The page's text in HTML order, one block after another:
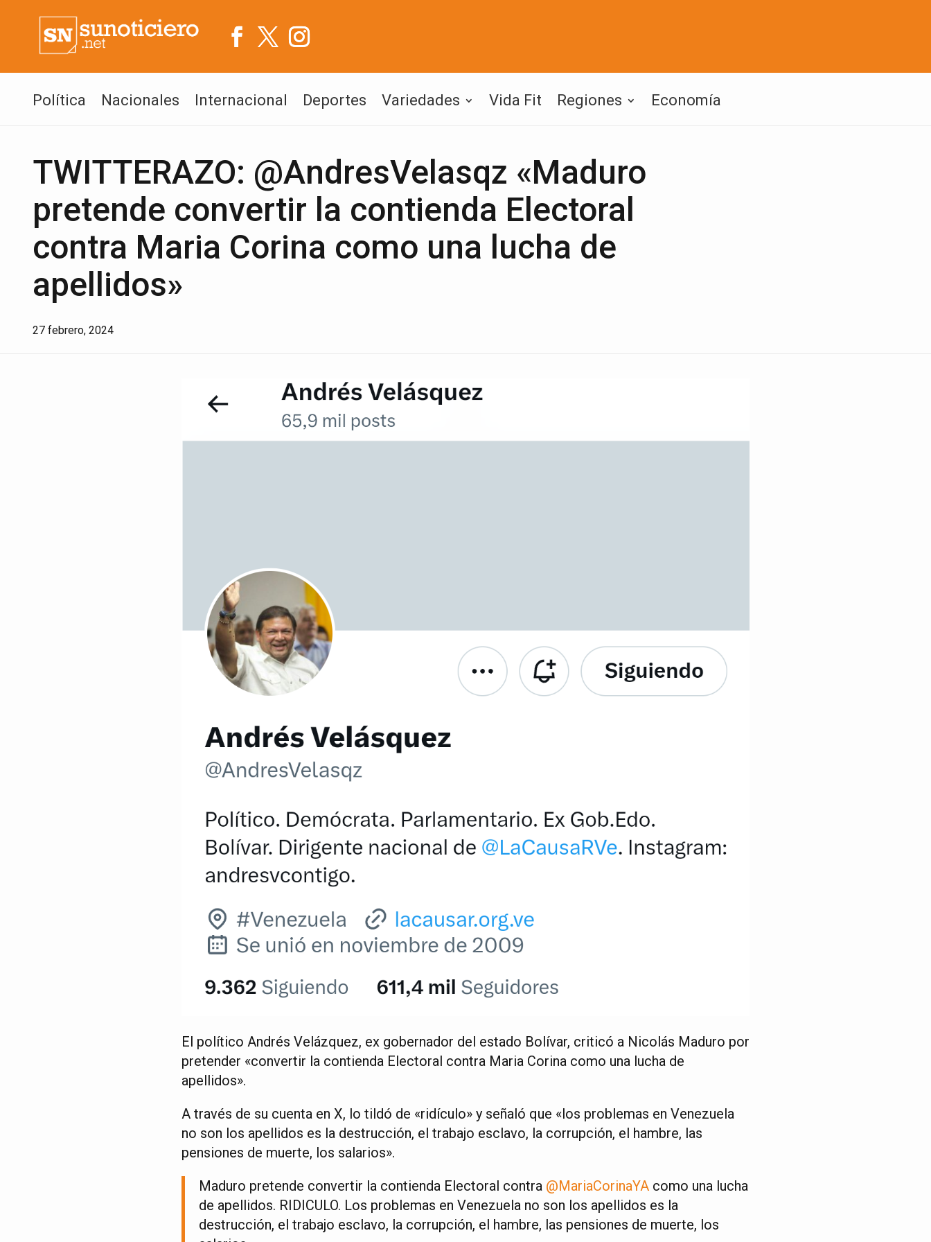
Política Nacionales Internacional Deportes Variedades Vida Fit Regiones Economía
TWITTERAZO: @AndresVelasqz «Maduro
pretende convertir la contienda Electoral
contra Maria Corina como una lucha de
apellidos»
27 febrero, 2024
El político Andrés Velázquez, ex gobernador del estado Bolívar, criticó a Nicolás Maduro por
pretender «convertir la contienda Electoral contra Maria Corina como una lucha de
apellidos».
A través de su cuenta en X, lo tildó de «ridículo» y señaló que «los problemas en Venezuela
no son los apellidos es la destrucción, el trabajo esclavo, la corrupción, el hambre, las
pensiones de muerte, los salarios».
Maduro pretende convertir la contienda Electoral contra @MariaCorinaYA como una lucha
de apellidos. RIDICULO. Los problemas en Venezuela no son los apellidos es la
destrucción, el trabajo esclavo, la corrupción, el hambre, las pensiones de muerte, los